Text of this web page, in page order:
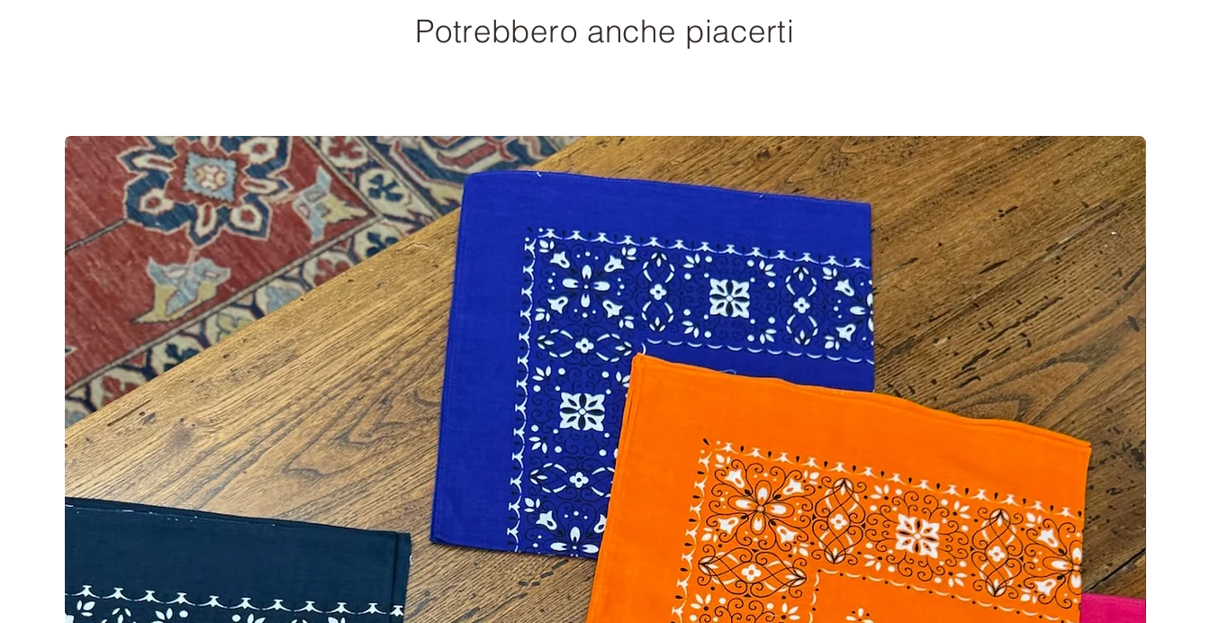
Potrebbero anche piacerti